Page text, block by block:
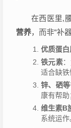
在西医里,
营养，而非“补
优质蛋白
铁元素
适合缺铁
锌、硒
康有帮助
维生素B
系统运作